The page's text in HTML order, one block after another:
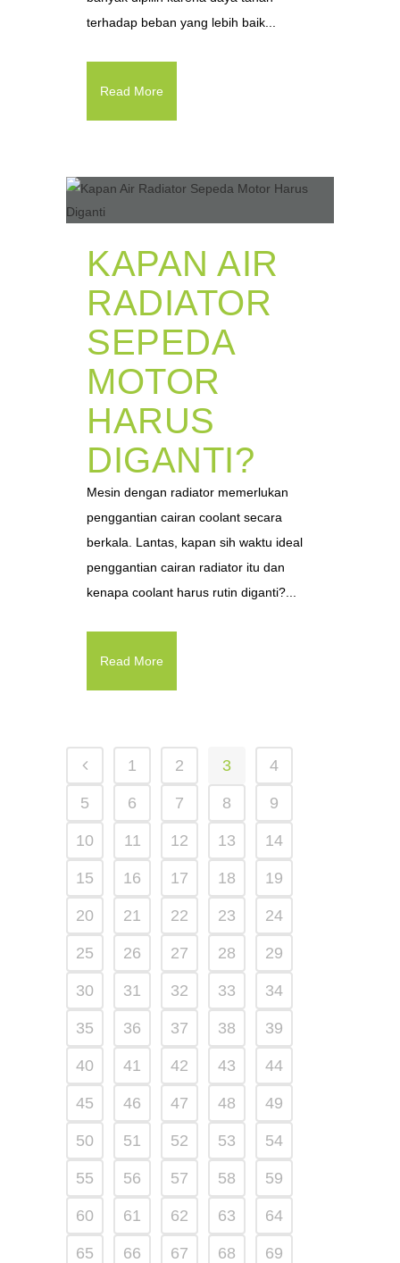
terhadap beban yang lebih baik...
Read More
KAPAN AIR
RADIATOR
SEPEDA
MOTOR
HARUS
DIGANTI?
Mesin dengan radiator memerlukan
penggantian cairan coolant secara
berkala. Lantas, kapan sih waktu ideal
penggantian cairan radiator itu dan
kenapa coolant harus rutin diganti?...
Read More
1 2 3 4
5 6 7 8 9
10 11 12 13 14
15 16 17 18 19
20 21 22 23 24
25 26 27 28 29
30 31 32 33 34
35 36 37 38 39
40 41 42 43 44
45 46 47 48 49
50 51 52 53 54
55 56 57 58 59
60 61 62 63 64
65 66 67 68 69